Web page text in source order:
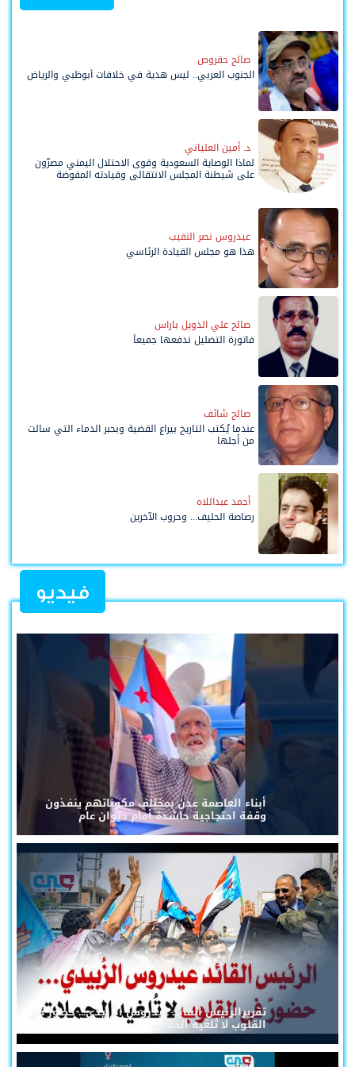
صالح حقروص
الجنوب العربي.. ليس هدية في خلافات أبوظبي والرياض
د. أمين العلياني
لماذا الوصاية السعودية وقوى الاحتلال اليمني مصرّون
على شيطنة المجلس الانتقالي وقيادته المفوضة
عيدروس نصر النقيب
هذا هو مجلس القيادة الرئاسي
صالح علي الدويل باراس
فاتورة التضليل ندفعها جميعاً
صالح شائف
عندما يُكتب التاريخ بيراع القضية وبحبر الدماء التي سالت
من أجلها
أحمد عبداللاه
رصاصة الحليف... وحروب الآخرين
فيديو
أبناء العاصمة عدن بمختلف مكوناتهم ينفذون
وقفة احتجاجية حاشدة أمام ديوان عام
تقريرالرئيس القائد عيدروس الزُبيدي... حضورٌ في
القلوب لا تُلغيه الحملات